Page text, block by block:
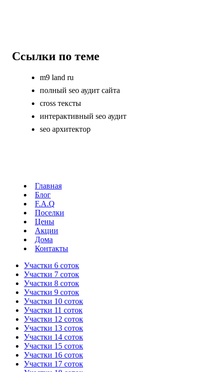
Ссылки по теме
m9 land ru
полный seo аудит сайта
cross тексты
интерактивный seo аудит
seo архитектор
Главная
Блог
F.A.Q
Поселки
Цены
Акции
Дома
Контакты
Участки 6 соток
Участки 7 соток
Участки 8 соток
Участки 9 соток
Участки 10 соток
Участки 11 соток
Участки 12 соток
Участки 13 соток
Участки 14 соток
Участки 15 соток
Участки 16 соток
Участки 17 соток